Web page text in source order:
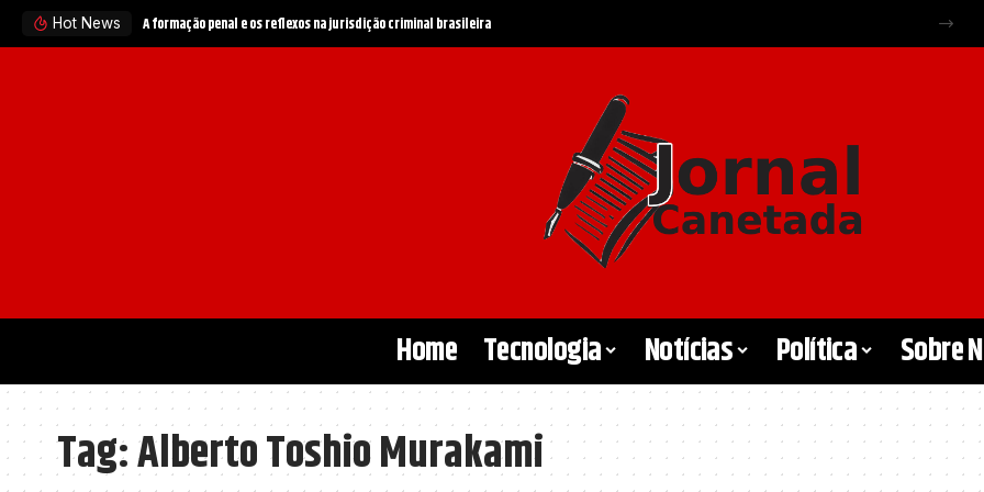
Hot News A formação penal e os reflexos na jurisdição criminal brasileira
Home Tecnologia Notícias Política Sobre
Tag:Alberto Toshio Murakami